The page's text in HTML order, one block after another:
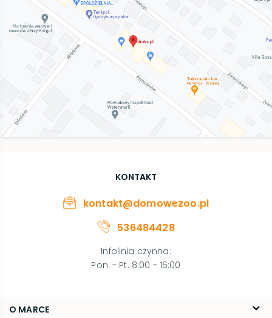
O MARCE
KONTAKT
kontakt@domowezoo.pl
536484428
Infolinia czynna:
Pon. - Pt. 8:00 - 16:00